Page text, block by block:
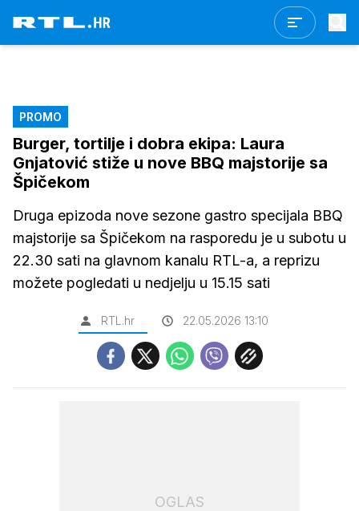
PROMO
Burger, tortilje i dobra ekipa: Laura
Gnjatović stiže u nove BBQ majstorije sa
Špičekom
Druga epizoda nove sezone gastro specijala BBQ
majstorije sa Špičekom na rasporedu je u subotu u
22.30 sati na glavnom kanalu RTL-a, a reprizu
možete pogledati u nedjelju u 15.15 sati
RTL.hr 22.05.2026 13:10
OGLAS